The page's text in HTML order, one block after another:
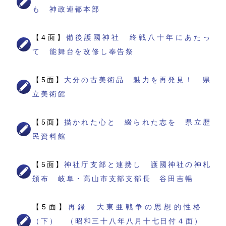
も 神政連都本部
【4面】 備後護國神社 終戦八十年にあたっ
て 能舞台を改修し奉告祭
【5面】 大分の古美術品 魅力を再発見！ 県
立美術館
【5面】描かれた心と 綴られた志を 県立歴
民資料館
【5面】神社庁支部と連携し 護國神社の神札
頒布 岐阜・高山市支部支部長 谷田吉暢
【5面】 再録 大東亜戦争の思想的性格
（下） （昭和三十八年八月十七日付４面）